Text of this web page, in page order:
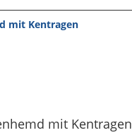
mit Kentragen
mit Kentragen